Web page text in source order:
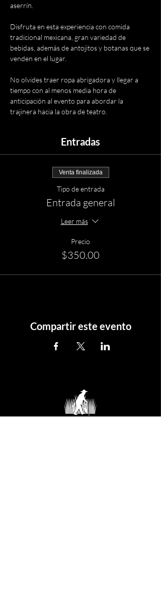
aserrín.
Disfruta en esta experiencia con comida
tradicional mexicana, gran variedad de
bebidas, además de antojitos y botanas que se
venden en el lugar.
No olvides traer ropa abrigadora y llegar a
tiempo con al menos media hora de
anticipación al evento para abordar la
trajinera hacia la obra de teatro.
Entradas
Venta finalizada
Tipo de entrada
Entrada general
Leer más
Precio
$350.00
Compartir este evento